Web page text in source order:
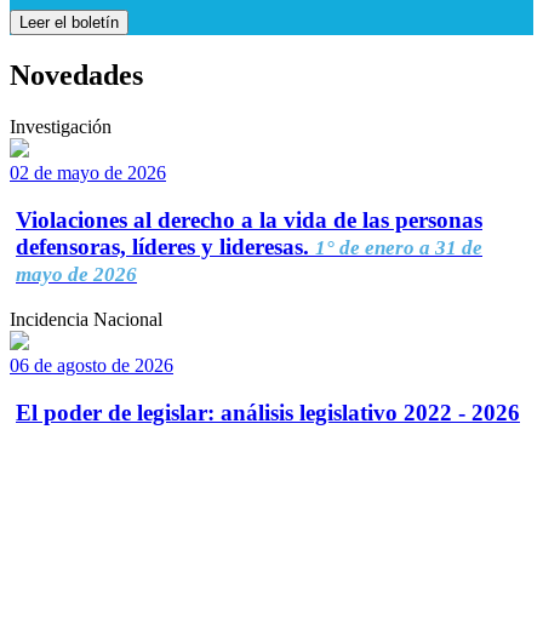
Leer el boletín
Novedades
Investigación
02 de mayo de 2026
Violaciones al derecho a la vida de las personas
defensoras, líderes y lideresas. 1° de enero a 31 de
mayo de 2026
Incidencia Nacional
06 de agosto de 2026
El poder de legislar: análisis legislativo 2022 - 2026